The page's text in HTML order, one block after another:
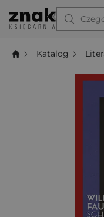
Katalog